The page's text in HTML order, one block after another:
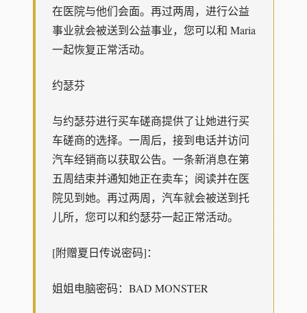
在医院与他们会面。再过两周，进行公益
事业就会被送到公益事业，您可以和 Maria
一起恢复正常活动。
约瑟芬
与约瑟芬进行买车磋商提供了让她进行买
车磋商的选择。一周后，接到电话并访问
汽车经销商以获取公告。一条新消息在第
五周结束并通知她正在卖车；阅读并在医
院见到她。再过两周，汽车就会被送到托
儿所，您可以和约瑟芬一起正常活动。
[附赠夏日传说密码]：
姐姐电脑密码：BAD MONSTER